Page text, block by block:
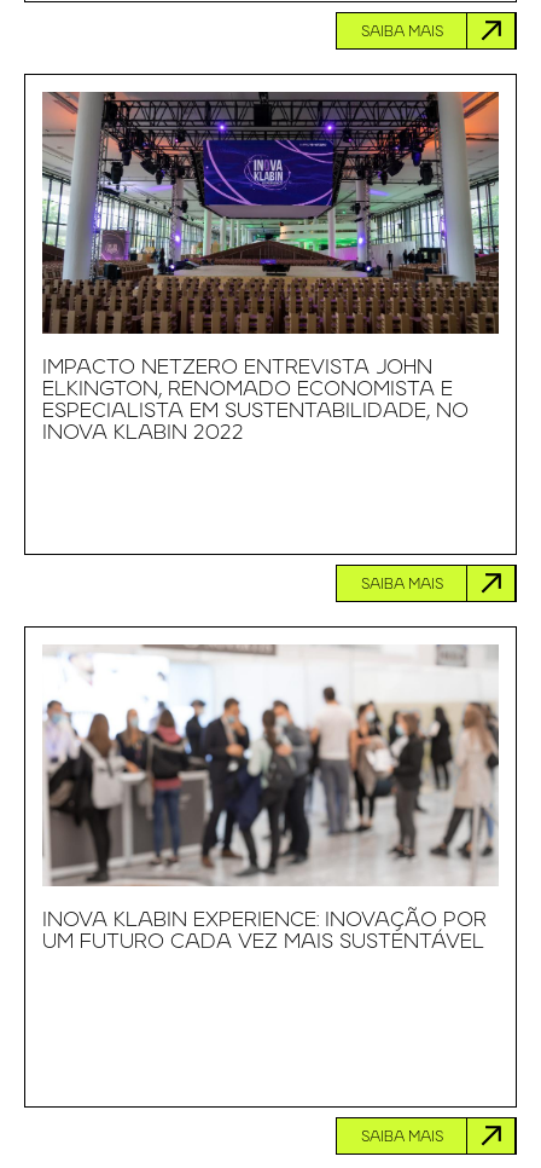
SAIBA MAIS
IMPACTO NETZERO ENTREVISTA JOHN
ELKINGTON, RENOMADO ECONOMISTA E
ESPECIALISTA EM SUSTENTABILIDADE, NO
INOVA KLABIN 2022
SAIBA MAIS
INOVA KLABIN EXPERIENCE: INOVAÇÃO POR
UM FUTURO CADA VEZ MAIS SUSTENTÁVEL
SAIBA MAIS